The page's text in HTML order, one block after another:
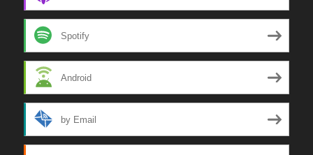
Spotify
Android
by Email